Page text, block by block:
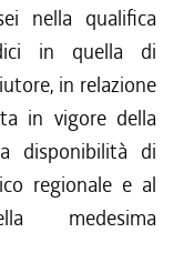
nella qualifica
in quella di
in relazione
in vigore della
disponibilità di
regionale e al
medesima